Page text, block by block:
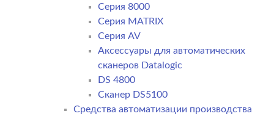
Серия 8000
Серия MATRIX
Серия AV
Аксессуары для автоматических
сканеров Datalogic
DS 4800
Сканер DS5100
Средства автоматизации производства